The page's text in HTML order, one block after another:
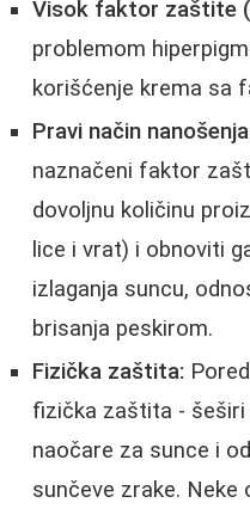
Visok faktor zaštite
problemom
korišćenje krema sa
Pravi način
naznačeni faktor
dovoljnu količinu
lice i vrat) i obnoviti
izlaganja suncu,
brisanja peskirom.
Fizička zaštita:
fizička zaštita -
naočare za sunce i
sunčeve zrake. Neke